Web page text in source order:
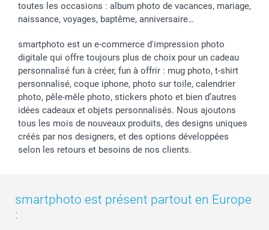
toutes les occasions : album photo de vacances, mariage,
naissance, voyages, baptême, anniversaire…
smartphoto est un e-commerce d'impression photo
digitale qui offre toujours plus de choix pour un cadeau
personnalisé fun à créer, fun à offrir : mug photo, t-shirt
personnalisé, coque iphone, photo sur toile, calendrier
photo, pêle-mêle photo, stickers photo et bien d’autres
idées cadeaux et objets personnalisés. Nous ajoutons
tous les mois de nouveaux produits, des designs uniques
créés par nos designers, et des options développées
selon les retours et besoins de nos clients.
smartphoto est présent partout en Europe
: